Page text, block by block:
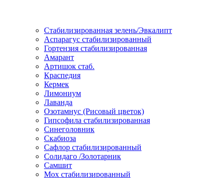
Стабилизированная зелень/Эвкалипт
Аспарагус стабилизированный
Гортензия стабилизированная
Амарант
Артишок стаб.
Краспедия
Кермек
Лимониум
Лаванда
Озотамнус (Рисовый цветок)
Гипсофила стабилизированная
Синеголовник
Скабиоза
Сафлор стабилизированный
Солидаго /Золотарник
Самшит
Мох стабилизированный